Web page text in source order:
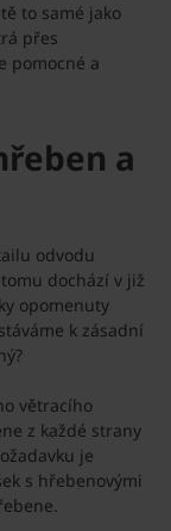
to samé jako
přes
pomocné a
a
odvodu
dochází v již
opomenuty
k zásadní
větracího
z každé strany
je
s hřebenovými